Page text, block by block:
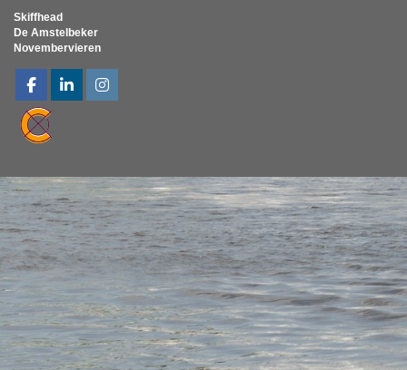
Skiffhead
De Amstelbeker
Novembervieren